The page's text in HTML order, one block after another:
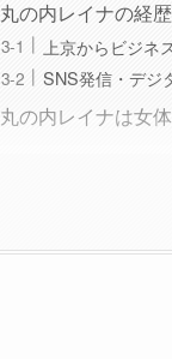
丸の内レイナの経
上京からビジネ
SNS発信・デジ
丸の内レイナは女